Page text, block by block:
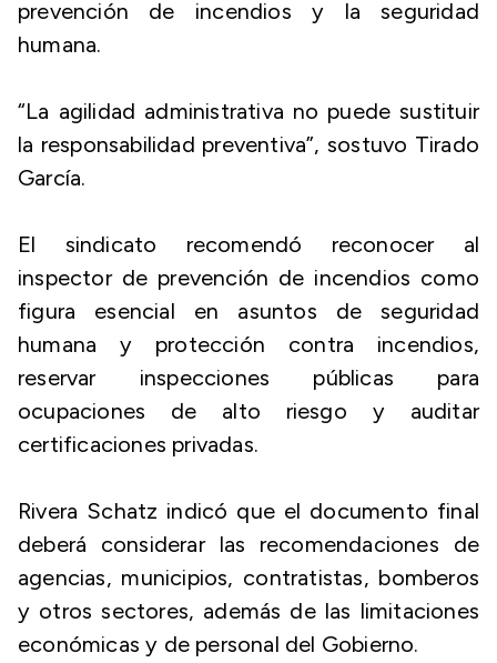
prevención de incendios y la seguridad
humana.
“La agilidad administrativa no puede sustituir
la responsabilidad preventiva”, sostuvo Tirado
García.
El sindicato recomendó reconocer al
inspector de prevención de incendios como
figura esencial en asuntos de seguridad
humana y protección contra incendios,
reservar inspecciones públicas para
ocupaciones de alto riesgo y auditar
certificaciones privadas.
Rivera Schatz indicó que el documento final
deberá considerar las recomendaciones de
agencias, municipios, contratistas, bomberos
y otros sectores, además de las limitaciones
económicas y de personal del Gobierno.